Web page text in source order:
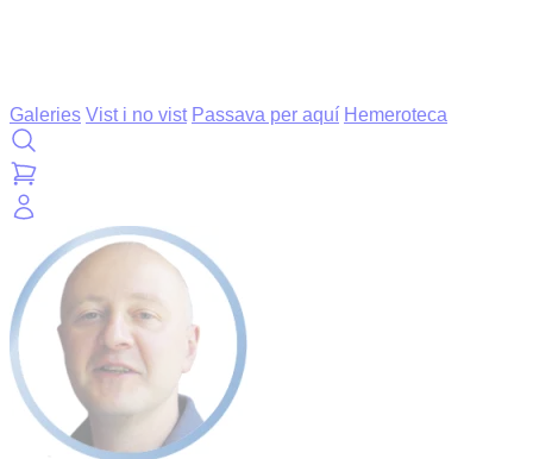
Galeries Vist i no vist Passava per aquí Hemeroteca